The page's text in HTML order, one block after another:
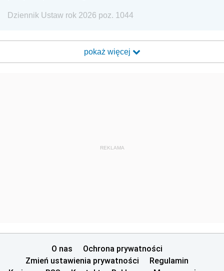
Dziennik Ustaw rok 2026 poz. 1044
pokaż więcej
REKLAMA
O nas
Ochrona prywatności
Zmień ustawienia prywatności
Regulamin